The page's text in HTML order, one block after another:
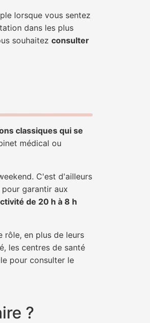
lorsque vous sentez
dans les plus
souhaitez consulter
classiques qui se
médical ou
C'est d'ailleurs
garantir aux
de 20 h à 8 h
rôle, en plus de leurs
les centres de santé
pour consulter le
?